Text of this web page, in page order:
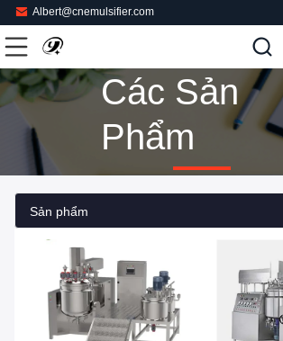
Albert@cnemulsifier.com
Các Sản
Phẩm
Sản phẩm